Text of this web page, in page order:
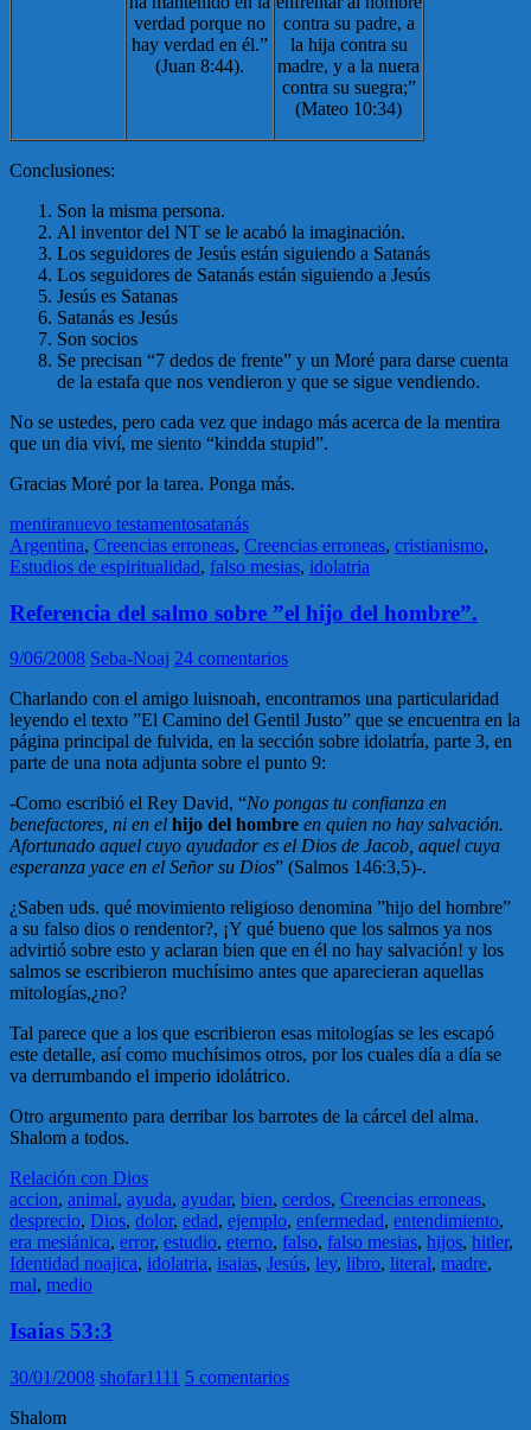
verdad porque no
hay verdad en él.”
(Juan 8:44).
contra su padre, a
la hija contra su
madre, y a la nuera
contra su suegra;”
(Mateo 10:34)
Conclusiones:
Son la misma persona.
Al inventor del NT se le acabó la imaginación.
Los seguidores de Jesús están siguiendo a Satanás
Los seguidores de Satanás están siguiendo a Jesús
Jesús es Satanas
Satanás es Jesús
Son socios
Se precisan “7 dedos de frente” y un Moré para darse cuenta
de la estafa que nos vendieron y que se sigue vendiendo.
No se ustedes, pero cada vez que indago más acerca de la mentira
que un dia viví, me siento “kindda stupid”.
Gracias Moré por la tarea. Ponga más.
mentiranuevo testamentosatanás
Argentina, Creencias erroneas, Creencias erroneas, cristianismo,
Estudios de espiritualidad, falso mesias, idolatria
Referencia del salmo sobre ”el hijo del hombre”.
9/06/2008 Seba-Noaj 24 comentarios
Charlando con el amigo luisnoah, encontramos una particularidad
leyendo el texto ”El Camino del Gentil Justo” que se encuentra en la
página principal de fulvida, en la sección sobre idolatría, parte 3, en
parte de una nota adjunta sobre el punto 9:
-Como escribió el Rey David, “No pongas tu confianza en
benefactores, ni en el hijo del hombre en quien no hay salvación.
Afortunado aquel cuyo ayudador es el Dios de Jacob, aquel cuya
esperanza yace en el Señor su Dios” (Salmos 146:3,5)-.
¿Saben uds. qué movimiento religioso denomina ”hijo del hombre”
a su falso dios o rendentor?, ¡Y qué bueno que los salmos ya nos
advirtió sobre esto y aclaran bien que en él no hay salvación! y los
salmos se escribieron muchísimo antes que aparecieran aquellas
mitologías,¿no?
Tal parece que a los que escribieron esas mitologías se les escapó
este detalle, así como muchísimos otros, por los cuales día a día se
va derrumbando el imperio idolátrico.
Otro argumento para derribar los barrotes de la cárcel del alma.
Shalom a todos.
Relación con Dios
accion, animal, ayuda, ayudar, bien, cerdos, Creencias erroneas,
desprecio, Dios, dolor, edad, ejemplo, enfermedad, entendimiento,
era mesiánica, error, estudio, eterno, falso, falso mesias, hijos, hitler,
Identidad noajica, idolatria, isaias, Jesús, ley, libro, literal, madre,
mal, medio
Isaias 53:3
30/01/2008 shofar1111 5 comentarios
Shalom